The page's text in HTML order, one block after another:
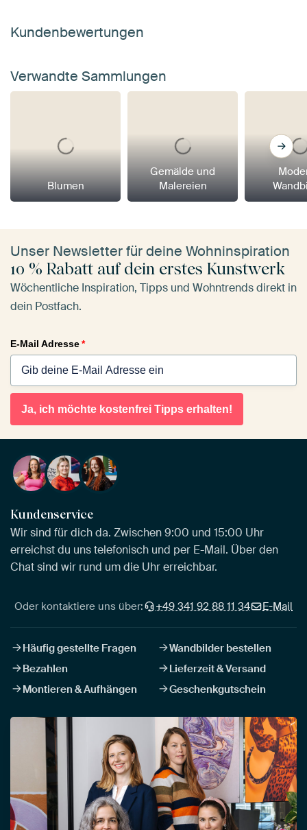
Kundenbewertungen
Verwandte Sammlungen
Blumen
Gemälde und
Malereien
Unser Newsletter für deine Wohninspiration
10 % Rabatt auf dein erstes Kunstwerk
Wöchentliche Inspiration, Tipps und Wohntrends direkt in
dein Postfach.
E-Mail Adresse*
Ja, ich möchte kostenfrei Tipps erhalten!
Kundenservice
Wir sind für dich da. Zwischen 9:00 und 15:00 Uhr
erreichst du uns telefonisch und per E-Mail. Über den
Chat sind wir rund um die Uhr erreichbar.
Oder kontaktiere uns über: +49 341 92 88 11 34 E-Mail
Häufig gestellte Fragen
Wandbilder bestellen
Bezahlen
Lieferzeit & Versand
Montieren & Aufhängen
Geschenkgutschein